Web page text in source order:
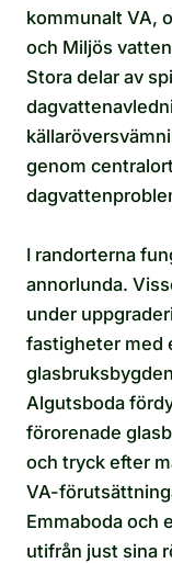
kommunalt VA,
och Miljös
Stora delar av
genom
I randorterna
annorlunda.
under
fastigheter med
Algutsboda
förorenade
och tryck efter
VA-
Emmaboda och
utifrån just sina